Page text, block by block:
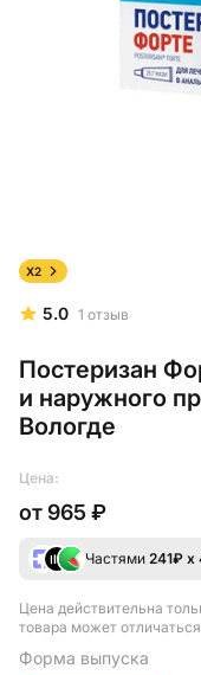
5.0 1 отзыв
Постеризан
и наружного
Вологде
X2
Цена:
от965 ₽
Частями 241₽ х
Цена действительна
товара может
Форма выпуска